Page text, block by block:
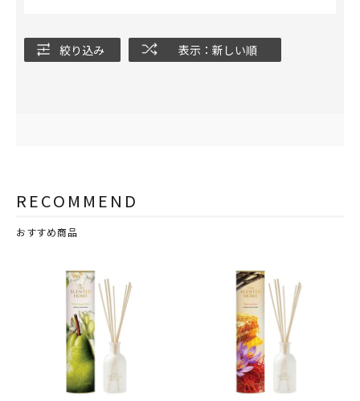
絞り込み 表示：新しい順
RECOMMEND
おすすめ商品